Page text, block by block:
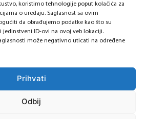
koristimo tehnologije poput kolačića za
o uređaju. Saglasnost sa ovim
da obrađujemo podatke kao što su
jedinstveni ID-ovi na ovoj veb lokaciji.
može negativno uticati na određene
Prihvati
Odbij
kredita u MF banci ili drugim
institucijama.
SAZNAJ VIŠE